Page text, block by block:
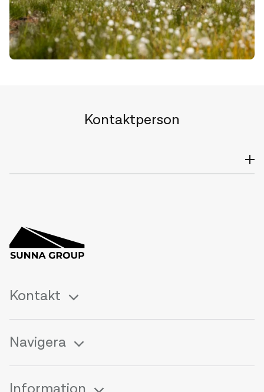
Kontaktperson
Navigera
Kontakt